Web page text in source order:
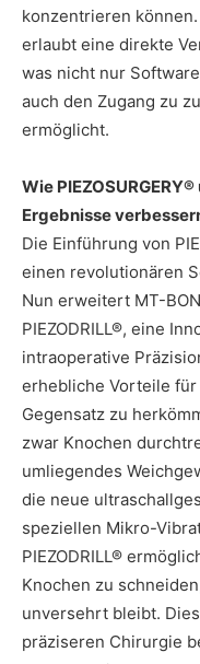
konzentrieren
erlaubt eine direkte
was nicht nur
auch den Zugang zu
ermöglicht.
Wie
Ergebnisse
Die Einführung von
einen revolutionären
Nun erweitert MT-
PIEZODRILL®, eine
intraoperative
erhebliche Vorteile
Gegensatz zu
zwar Knochen
umliegendes
die neue
speziellen Mikro-
PIEZODRILL®
Knochen zu
unversehrt bleibt.
präziseren Chirurgie